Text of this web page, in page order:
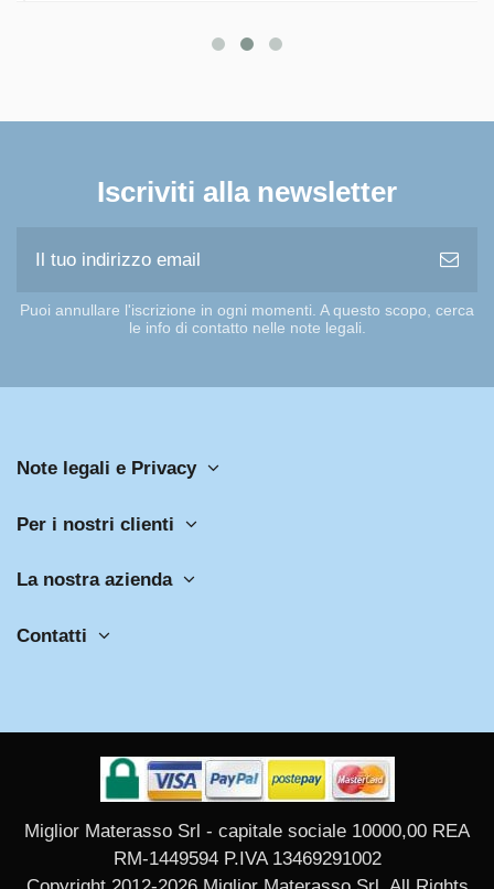
Iscriviti alla newsletter
Puoi annullare l'iscrizione in ogni momenti. A questo scopo, cerca
le info di contatto nelle note legali.
Note legali e Privacy
Per i nostri clienti
La nostra azienda
Contatti
Miglior Materasso Srl - capitale sociale 10000,00 REA
RM-1449594 P.IVA 13469291002